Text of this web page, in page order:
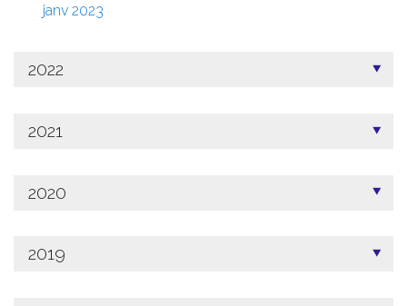
janv 2023
2022
2021
2020
2019